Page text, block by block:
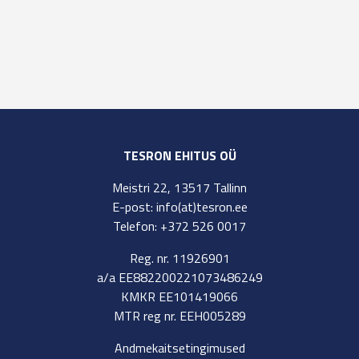
TESRON EHITUS OÜ
Meistri 22, 13517 Tallinn
E-post: info(at)tesron.ee
Telefon: +372 526 0017
Reg. nr. 11926901
a/a EE882200221073486249
KMKR EE101419066
MTR reg nr. EEH005289
Andmekaitsetingimused